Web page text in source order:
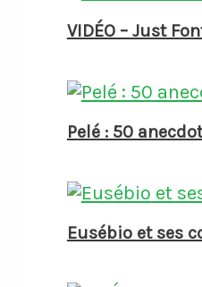
VIDÉO – Just
Pelé : 50
Eusébio et ses